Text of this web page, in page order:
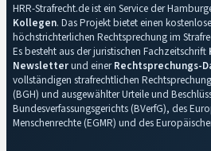
HRR-Strafrecht.de ist ein Service der
Kollegen. Das Projekt bietet einen
höchstrichterlichen Rechtsprechung im
Es besteht aus der juristischen Fachzeitschrift
Newsletterund einerRechtsprechungs-
vollständigen strafrechtlichen
(BGH) und ausgewählter Urteile und
Bundesverfassungsgerichts (BVerfG), des
Menschenrechte (EGMR) und des